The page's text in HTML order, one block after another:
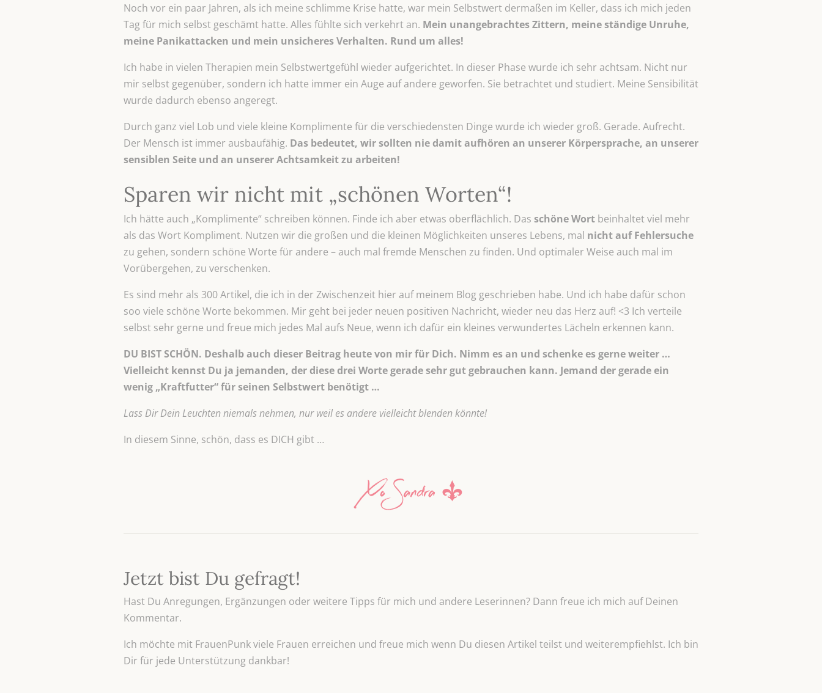
Noch vor ein paar Jahren, als ich meine schlimme Krise hatte, war mein Selbstwert dermaßen im Keller, dass ich mich jeden
Tag für mich selbst geschämt hatte. Alles fühlte sich verkehrt an. Mein unangebrachtes Zittern, meine ständige Unruhe,
meine Panikattacken und mein unsicheres Verhalten. Rund um alles!
Ich habe in vielen Therapien mein Selbstwertgefühl wieder aufgerichtet. In dieser Phase wurde ich sehr achtsam. Nicht nur
mir selbst gegenüber, sondern ich hatte immer ein Auge auf andere geworfen. Sie betrachtet und studiert. Meine Sensibilität
wurde dadurch ebenso angeregt.
Durch ganz viel Lob und viele kleine Komplimente für die verschiedensten Dinge wurde ich wieder groß. Gerade. Aufrecht.
Der Mensch ist immer ausbaufähig. Das bedeutet, wir sollten nie damit aufhören an unserer Körpersprache, an unserer
sensiblen Seite und an unserer Achtsamkeit zu arbeiten!
Sparen wir nicht mit „schönen Worten“!
Ich hätte auch „Komplimente“ schreiben können. Finde ich aber etwas oberflächlich. Das schöne Wort beinhaltet viel mehr
als das Wort Kompliment. Nutzen wir die großen und die kleinen Möglichkeiten unseres Lebens, mal nicht auf Fehlersuche
zu gehen, sondern schöne Worte für andere – auch mal fremde Menschen zu finden. Und optimaler Weise auch mal im
Vorübergehen, zu verschenken.
Es sind mehr als 300 Artikel, die ich in der Zwischenzeit hier auf meinem Blog geschrieben habe. Und ich habe dafür schon
soo viele schöne Worte bekommen. Mir geht bei jeder neuen positiven Nachricht, wieder neu das Herz auf! <3 Ich verteile
selbst sehr gerne und freue mich jedes Mal aufs Neue, wenn ich dafür ein kleines verwundertes Lächeln erkennen kann.
DU BIST SCHÖN. Deshalb auch dieser Beitrag heute von mir für Dich. Nimm es an und schenke es gerne weiter …
Vielleicht kennst Du ja jemanden, der diese drei Worte gerade sehr gut gebrauchen kann. Jemand der gerade ein
wenig „Kraftfutter“ für seinen Selbstwert benötigt …
Lass Dir Dein Leuchten niemals nehmen, nur weil es andere vielleicht blenden könnte!
In diesem Sinne, schön, dass es DICH gibt …
Jetzt bist Du gefragt!
Hast Du Anregungen, Ergänzungen oder weitere Tipps für mich und andere Leserinnen? Dann freue ich mich auf Deinen
Kommentar.
Ich möchte mit FrauenPunk viele Frauen erreichen und freue mich wenn Du diesen Artikel teilst und weiterempfiehlst. Ich bin
Dir für jede Unterstützung dankbar!